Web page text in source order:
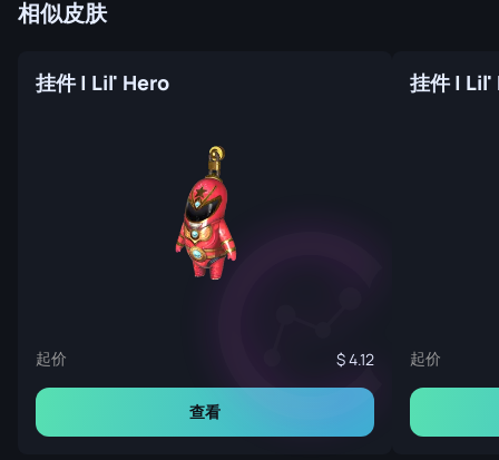
相似皮肤
挂件 | Lil' Hero
起价 4.12
查看
挂件 |
起价